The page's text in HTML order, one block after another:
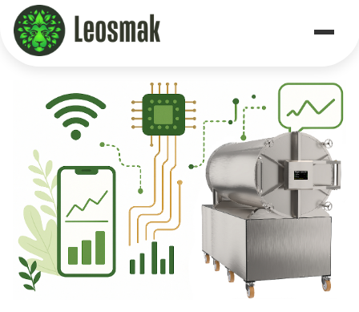
Home /
Iot Features